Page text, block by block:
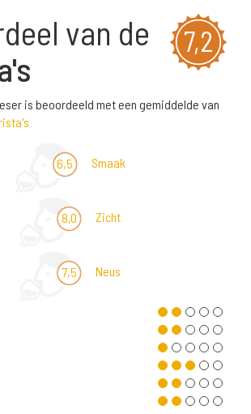
7,2
van de
is beoordeeld met een gemiddelde van
6,5 Smaak
8,0 Zicht
7,5 Neus